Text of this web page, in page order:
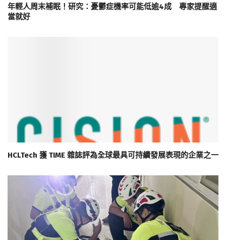
年輕人周末補眠！研究：憂鬱症機率可能低逾4成 專家提醒適
當就好
HCLTech 獲 TIME 雜誌評為全球最具可持續發展表現的企業之一